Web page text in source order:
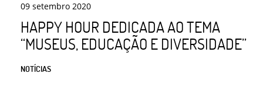
09 setembro 2020
HAPPY HOUR DEDICADA AO TEMA
“MUSEUS, EDUCAÇÃO E DIVERSIDADE”
NOTÍCIAS